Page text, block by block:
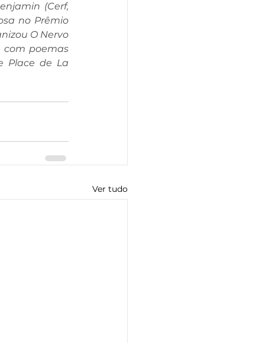
(Cerf,
no Prêmio
O Nervo
com poemas
Place de La
Ver tudo